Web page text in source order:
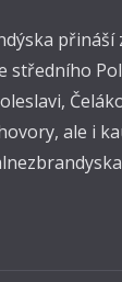
přináší
středního
ale i